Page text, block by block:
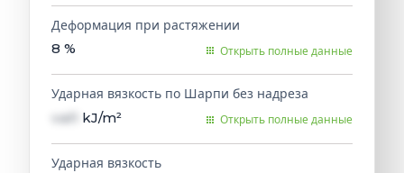
Деформация при растяжении
8 % Открыть полные данные
Ударная вязкость по Шарпи без надреза
val1 kJ/m² Открыть полные данные
Ударная вязкость